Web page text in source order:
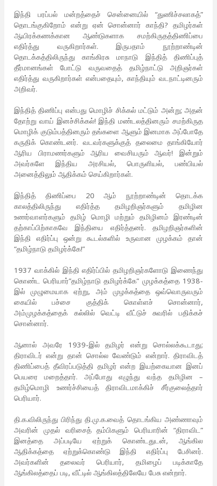
இந்தி பரப்பல் மன்றத்தைச் சென்னையில் “துணிச்சலாகத்”
தொடங்குகிறோம் என்று ஏன் சொன்னார் காந்தி? தமிழர்கள்
ஆயிரக்கணக்கான ஆண்டுகளாக சமற்கிருதத்திணிப்பை
எதிர்த்து வருகிறார்கள். இருபதாம் நூற்றாண்டின்
தொடக்கத்திலிருந்து காங்கிரசு மாநாடு இந்தித் திணிப்புத்
தீர்மானங்கள் போட்டு வருவதைத் தமிழ்நாட்டு அறிஞர்கள்
எதிர்த்து வருகிறார்கள் என்பதையும், காந்தியும் வடநாட்டினரும்
அறிவர்.
இந்தித் திணிப்பு என்பது மொழிச் சிக்கல் மட்டும் அன்று; அதன்
தோற்று வாய் இனச்சிக்கல்! இந்தி மண்டலத்தினரும் சமற்கிருத
மொழிக் குடும்பத்தினரும் தங்களை ஆளும் இனமாக அப்போதே
கருதிக் கொண்டனர். வடவர்களுக்குத் தலைமை தாங்கியோர்
ஆரிய பிராமணர்களும் ஆரிய வைசியரும் ஆவர்! இன்றும்
அவர்களே இந்திய அரசியல், பொருளியல், பண்பியல்
அனைத்திலும் ஆதிக்கம் செய்கிறார்கள்.
இந்தித் திணிப்பை 20 ஆம் நூற்றாண்டின் தொடக்க
காலத்திலிருந்து எதிர்த்த தமிழறிஞர்களும் தமிழின
உணர்வாளர்களும் தமிழ் மொழி மற்றும் தமிழினம் இரண்டின்
தற்காப்பிற்காகவே இந்தியை எதிர்த்தனர். தமிழறிஞர்களின்
இந்தி எதிர்ப்பு ஒன்று கூடல்களில் உருவான முழக்கம் தான்
“தமிழ்நாடு தமிழர்க்கே!”
1937 வாக்கில் இந்தி எதிர்ப்பில் தமிழறிஞர்களோடு இணைந்து
கொண்ட பெரியார்”தமிழ்நாடு தமிழர்க்கே” முழக்கத்தை 1938-
இல் முழுமையாக ஏற்று, அம் முழக்கத்தை ஒவ்வொருவரும்
கையில் பச்சை குத்திக் கொள்ளச் சொன்னார்,
அம்முழக்கத்தைக் கல்லில் வெட்டி வீட்டுச் சுவரில் பதிக்கச்
சொன்னார்.
ஆனால் அவரே 1939-இல் தமிழர் என்று சொல்லக்கூடாது;
திராவிடர் என்று தான் சொல்ல வேண்டும் என்றார். திராவிடத்
திணிப்பைத் தீவிரப்படுத்தி தமிழர் என்ற இயற்கையான இனப்
பெயரை மறைத்தார். அப்போது எழுந்து வந்த தமிழின –
தமிழ்மொழி உணர்ச்சியைத் திராவிடமாக்கிச் சீர்குலைத்தார்
பெரியார்.
தி.க.விலிருந்து பிரிந்து தி.மு.க.வைத் தொடங்கிய அண்ணாவும்
அவரின் முதல் வரிசைத் தம்பிகளும் பெரியாரின் “திராவிட”
இனத்தை அப்படியே ஏற்றுக் கொண்டதுடன், ஆங்கில
ஆதிக்கத்தை ஏற்றுக்கொண்டு இந்தி எதிர்ப்பு பேசினர்.
அவர்களின் தலைவர் பெரியார், தமிழைப் படிக்காதே
ஆங்கிலத்தைப் படி, வீட்டில் ஆங்கிலத்திலேயே பேசு என்றார்.